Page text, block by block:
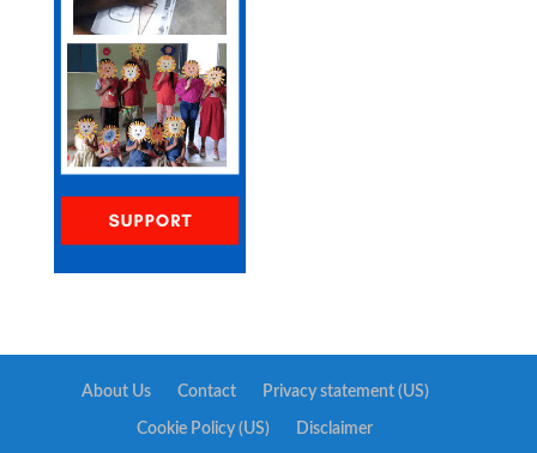
About Us Contact Privacy statement (US)
Cookie Policy (US) Disclaimer